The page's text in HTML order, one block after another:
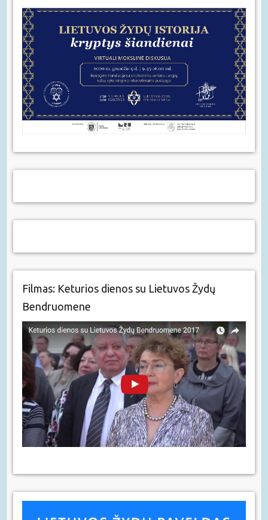
Filmas: Keturios dienos su Lietuvos Žydų
Bendruomene